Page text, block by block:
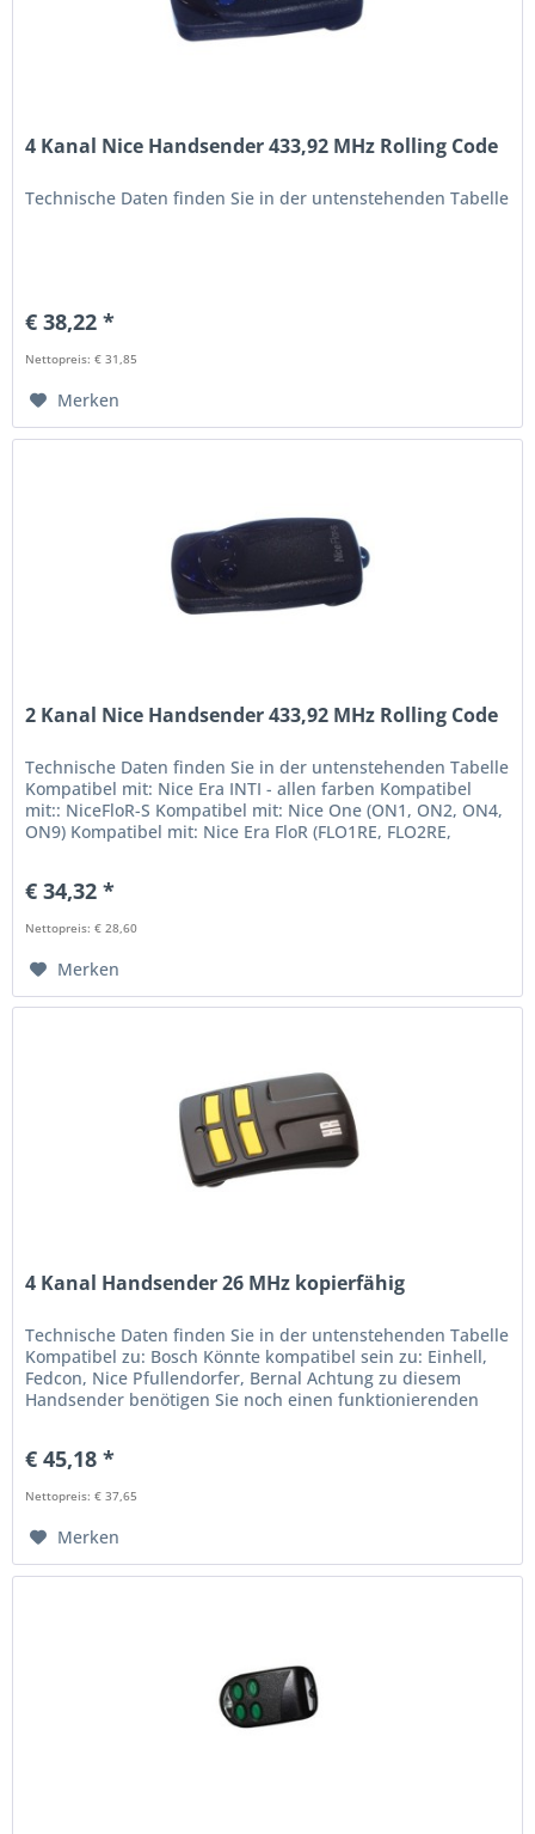
4 Kanal Nice Handsender 433,92 MHz Rolling Code
Technische Daten finden Sie in der untenstehenden Tabelle
€ 38,22 *
Nettopreis: € 31,85
Merken
2 Kanal Nice Handsender 433,92 MHz Rolling Code
Technische Daten finden Sie in der untenstehenden Tabelle
Kompatibel mit: Nice Era INTI - allen farben Kompatibel
mit:: NiceFloR-S Kompatibel mit: Nice One (ON1, ON2, ON4,
ON9) Kompatibel mit: Nice Era FloR (FLO1RE, FLO2RE,
€ 34,32 *
Nettopreis: € 28,60
Merken
4 Kanal Handsender 26 MHz kopierfähig
Technische Daten finden Sie in der untenstehenden Tabelle
Kompatibel zu: Bosch Könnte kompatibel sein zu: Einhell,
Fedcon, Nice Pfullendorfer, Bernal Achtung zu diesem
Handsender benötigen Sie noch einen funktionierenden
€ 45,18 *
Nettopreis: € 37,65
Merken